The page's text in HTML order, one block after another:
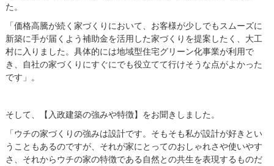
た。
「価格高騰が続く家づくりにおいて、お客様が少しでもスムーズに
新築に手が届くよう補助金を活用した家づくりを提案したく、大工
村に入りました。具体的には地域型住宅グリーン化事業が利用で
き、自社の家づくりにすぐにでも役立てて行けそうな点がよかった
です」。
そして、【入政建築の強みや特徴】をお聞きしました。
「ウチの家づくりの強みは設計です。そもそも私が設計が好きとい
うこともあるのですが、それが家にとってのおしゃれさや使いやす
さ、それからウチの家の特徴である自然との共生を表現するものだ